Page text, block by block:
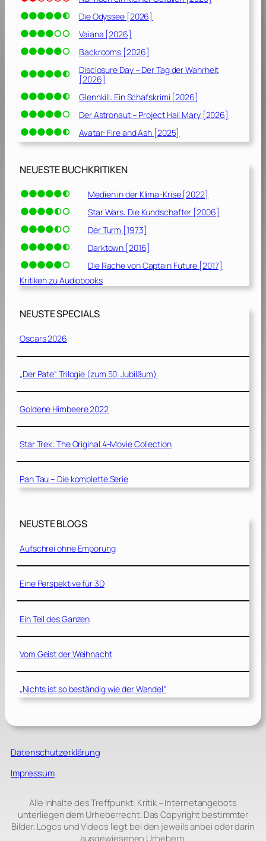
m
ö
g
i
c
h
[
2
0
1
9
Die Odyssee [2026]
Vaiana [2026]
Backrooms [2026]
Disclosure Day – Der Tag der Wahrheit
[2026]
Glennkill: Ein Schafskrimi [2026]
Der Astronaut – Project Hail Mary [2026]
Avatar: Fire and Ash [2025]
NEUESTE BUCHKRITIKEN
Medien in der Klima-Krise [2022]
Star Wars: Die Kundschafter [2006]
Der Turm [1973]
Darktown [2016]
Die Rache von Captain Future [2017]
Kritiken zu Audiobooks
NEUSTE SPECIALS
Oscars 2026
„Der Pate“ Trilogie (zum 50. Jubiläum)
Goldene Himbeere 2022
Star Trek: The Original 4-Movie Collection
Pan Tau – Die komplette Serie
NEUSTE BLOGS
Aufschrei ohne Empörung
Eine Perspektive für 3D
Ein Teil des Ganzen
Vom Geist der Weihnacht
„Nichts ist so beständig wie der Wandel“
Datenschutzerklärung
Impressum
Alle Inhalte des Treffpunkt: Kritik – Internetangebots
unterliegen dem Urheberrecht. Das Copyright bestimmter
Bilder, Logos und Videos liegt bei den jeweils anbei oder darin
ausgewiesenen Urhebern.